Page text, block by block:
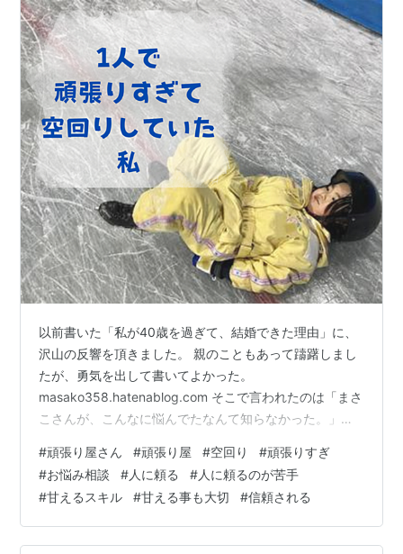
以前書いた「私が40歳を過ぎて、結婚できた理由」に、
沢山の反響を頂きました。 親のこともあって躊躇しまし
たが、勇気を出して書いてよかった。
masako358.hatenablog.com そこで言われたのは「まさ
こさんが、こんなに悩んでたなんて知らなかった。」と
の。 今思うと「なんで、そんなに必死に隠してたんや
ろ。」と思うんやけど。 実はそこにも 「人に弱みを見せ
るなんて、恥。」「悩んでいても、人には頼らない。」
「努力すれば、自分で解決できる」 という母の影響があ
って。 だから悩んでいても表には出さず、ずっと自分で
#頑張り屋さん #頑張り屋 #空回り #頑張りすぎ
#お悩み相談 #人に頼る #人に頼るのが苦手
#甘えるスキル #甘える事も大切 #信頼される